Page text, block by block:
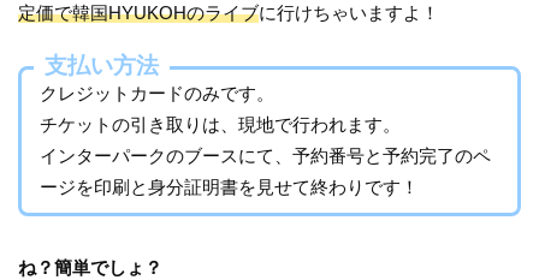
定価で韓国HYUKOHのライブに行けちゃいますよ！
支払い方法
クレジットカードのみです。
チケットの引き取りは、現地で行われます。
インターパークのブースにて、予約番号と予約完了のペ
ージを印刷と身分証明書を見せて終わりです！
ね？簡単でしょ？